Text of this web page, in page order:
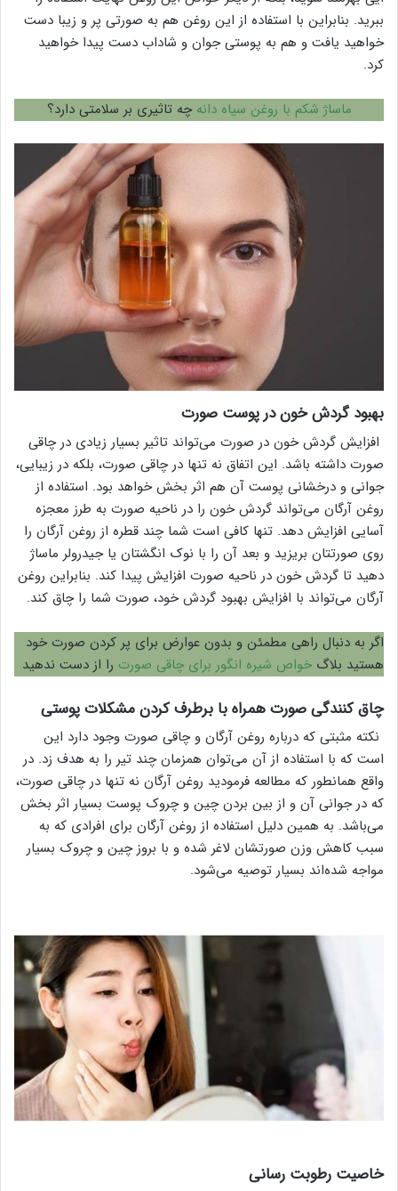
ببرید. بنابراین با استفاده از این روغن هم به صورتی پر و زیبا دست
خواهید یافت و هم به پوستی جوان و شاداب دست پیدا خواهید
کرد.
ماساژ شکم با روغن سیاه دانه چه تاثیری بر سلامتی دارد؟
بهبود گردش خون در پوست صورت
افزایش گردش خون در صورت می‌تواند تاثیر بسیار زیادی در چاقی
صورت داشته باشد. این اتفاق نه تنها در چاقی صورت، بلکه در زیبایی،
جوانی و درخشانی پوست آن هم اثر بخش خواهد بود. استفاده از
روغن آرگان می‌تواند گردش خون را در ناحیه صورت به طرز معجزه
آسایی افزایش دهد. تنها کافی است شما چند قطره از روغن آرگان را
روی صورتتان بریزید و بعد آن را با نوک انگشتان یا جیدرولر ماساژ
دهید تا گردش خون در ناحیه صورت افزایش پیدا کند. بنابراین روغن
آرگان می‌تواند با افزایش بهبود گردش خود، صورت شما را چاق کند.
اگر به دنبال راهی مطمئن و بدون عوارض برای پر کردن صورت خود
هستید بلاگ خواص شیره انگور برای چاقی صورت را از دست ندهید
چاق کنندگی صورت همراه با برطرف کردن مشکلات پوستی
نکته مثبتی که درباره روغن آرگان و چاقی صورت وجود دارد این
است که با استفاده از آن می‌توان همزمان چند تیر را به هدف زد. در
واقع همانطور که مطالعه فرمودید روغن آرگان نه تنها در چاقی صورت،
که در جوانی آن و از بین بردن چین و چروک پوست بسیار اثر بخش
می‌باشد. به همین دلیل استفاده از روغن آرگان برای افرادی که به
سبب کاهش وزن صورتشان لاغر شده و با بروز چین و چروک بسیار
مواجه شده‌اند بسیار توصیه می‌شود.
خاصیت رطوبت رسانی